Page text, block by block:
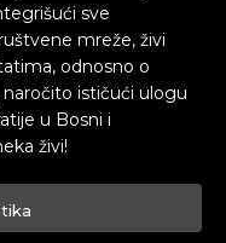
sve
mreže, živi
odnosno o
ističući ulogu
u Bosni i
živi!